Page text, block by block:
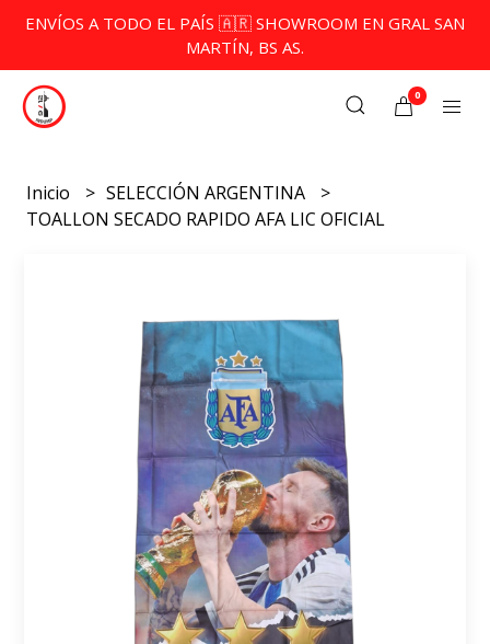
ENVÍOS A TODO EL PAÍS 🇦🇷 SHOWROOM EN GRAL SAN
MARTÍN, BS AS.
0
Inicio
SELECCIÓN ARGENTINA
TOALLON SECADO RAPIDO AFA LIC OFICIAL